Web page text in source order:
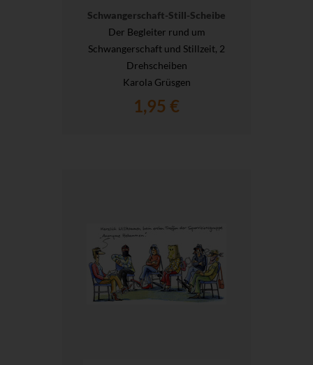
Schwangerschaft-Still-Scheibe
Der Begleiter rund um
Schwangerschaft und Stillzeit, 2
Drehscheiben
Karola Grüsgen
1,95 €